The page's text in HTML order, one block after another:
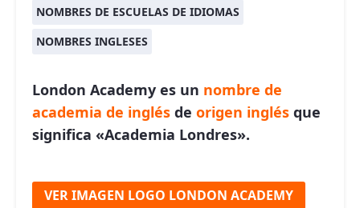
NOMBRES DE ESCUELAS DE IDIOMAS
NOMBRES INGLESES
London Academy es un nombre de
academia de inglés de origen inglés que
significa «Academia Londres».
VER IMAGEN LOGO LONDON ACADEMY